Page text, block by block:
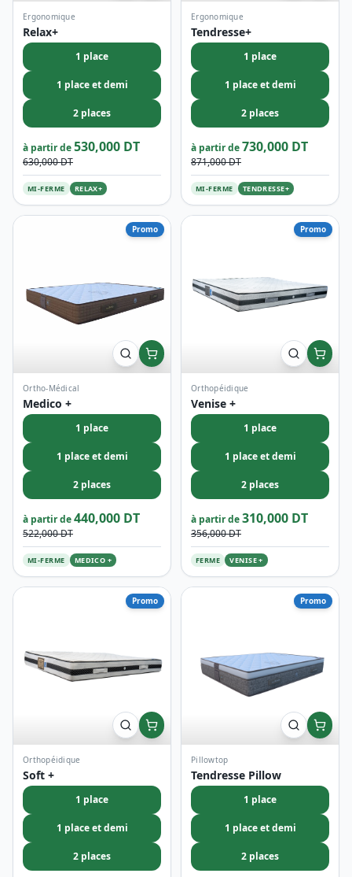
Ergonomique
Relax+
1 place
1 place et demi
2 places
à partir de530,000 DT
630,000 DT
MI-FERME RELAX+
Ergonomique
Tendresse+
1 place
1 place et demi
2 places
à partir de730,000 DT
871,000 DT
MI-FERME TENDRESSE+
Promo
Ortho-Médical
Medico +
1 place
1 place et demi
2 places
à partir de440,000 DT
522,000 DT
MI-FERME MEDICO +
Promo
Orthopéidique
Venise +
1 place
1 place et demi
2 places
à partir de310,000 DT
356,000 DT
FERME VENISE +
Promo
Orthopéidique
Soft +
1 place
1 place et demi
2 places
Promo
Pillowtop
Tendresse Pillow
1 place
1 place et demi
2 places